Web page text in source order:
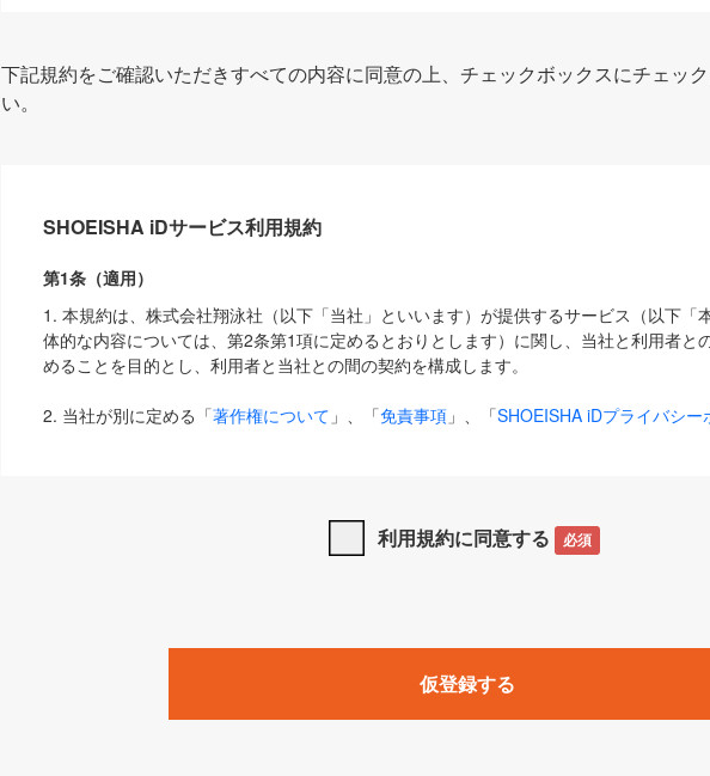
下記規約をご確認いただきすべての内容に同意の上、チェックボックスにチェッ
い。
SHOEISHA iDサービス利用規約
第1条（適用）
1. 本規約は、株式会社翔泳社（以下「当社」といいます）が提供するサービス（以下「
体的な内容については、第2条第1項に定めるとおりとします）に関し、当社と利用者と
めることを目的とし、利用者と当社との間の契約を構成します。
2. 当社が別に定める「著作権について 」、「免責事項 」、「SHOEISHA iDプライバシー
は、本規約の規定が優先して適用されるものとします。
1. 「本サービス」とは、当社が提供する以下のサービス（名称や内容が変更された場合
みます）及びこれらサービスに関連して当社が実施するイベントやキャンペーンをいいま
「SEBook」「SEShop」「CodeZine」「MarkeZine」「EnterpriseZine」「ECzine」「
利用規約に同意する 必須
仮登録する